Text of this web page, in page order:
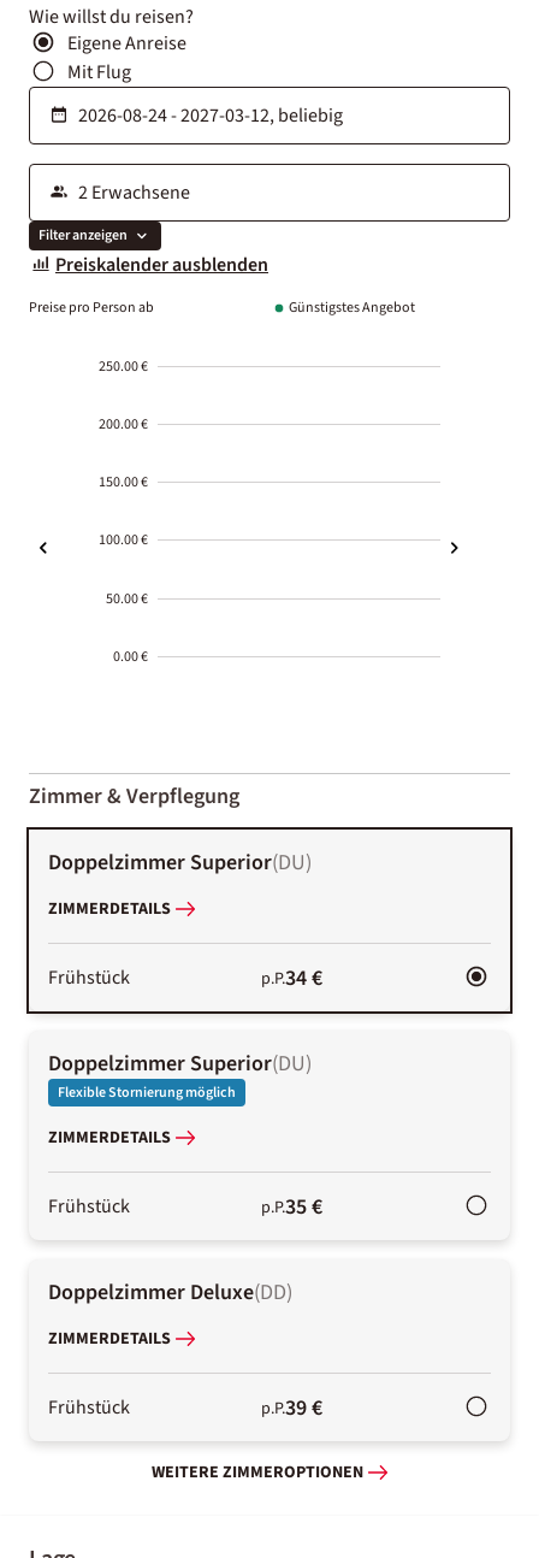
Wie willst du reisen?
Eigene Anreise
Mit Flug
Filter anzeigen
Preiskalender ausblenden
Preise pro Person ab Günstigstes Angebot
250.00 €
200.00 €
150.00 €
100.00 €
50.00 €
0.00 €
01-02
Zimmer & Verpflegung
Doppelzimmer Superior(DU)
ZIMMERDETAILS
Frühstück p.P.34 €
Doppelzimmer Superior(DU)
Flexible Stornierung möglich
ZIMMERDETAILS
Frühstück p.P.35 €
Doppelzimmer Deluxe(DD)
ZIMMERDETAILS
Frühstück p.P.39 €
WEITERE ZIMMEROPTIONEN